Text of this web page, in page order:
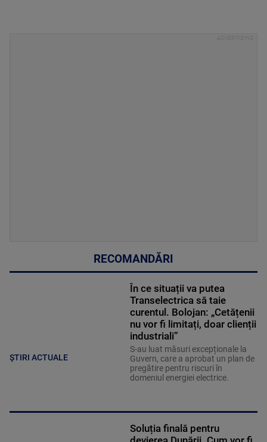
RECOMANDĂRI
ȘTIRI ACTUALE
În ce situații va putea
Transelectrica să taie
curentul. Bolojan: „Cetățenii
nu vor fi limitați, doar clienții
industriali”
S-au luat măsuri excepționale la
Guvern, care a aprobat un plan de
pregătire pentru riscuri în
domeniul energiei electrice.
Soluția finală pentru